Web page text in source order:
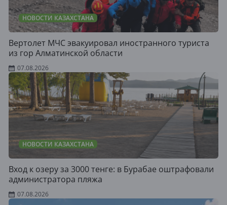
НОВОСТИ КАЗАХСТАНА
Вертолет МЧС эвакуировал иностранного туриста
из гор Алматинской области
07.08.2026
НОВОСТИ КАЗАХСТАНА
Вход к озеру за 3000 тенге: в Бурабае оштрафовали
администратора пляжа
07.08.2026